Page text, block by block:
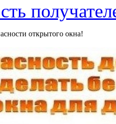
открытого окна!